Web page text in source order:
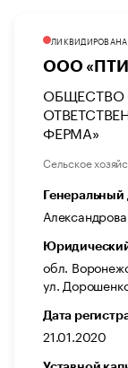
ЛИКВИДИРОВАНА
ООО
ОБЩЕСТВО
ФЕРМА»
Сельское
Генеральный
обл.
ул.
Дата
21.01.2020